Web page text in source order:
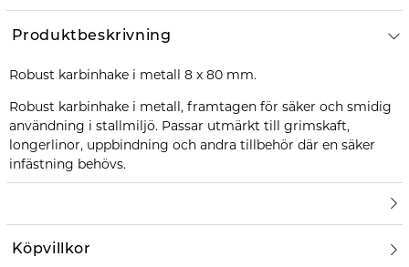
Produktbeskrivning
Robust karbinhake i metall 8 x 80 mm.
Robust karbinhake i metall, framtagen för säker och smidig
användning i stallmiljö. Passar utmärkt till grimskaft,
longerlinor, uppbindning och andra tillbehör där en säker
infästning behövs.
Köpvillkor